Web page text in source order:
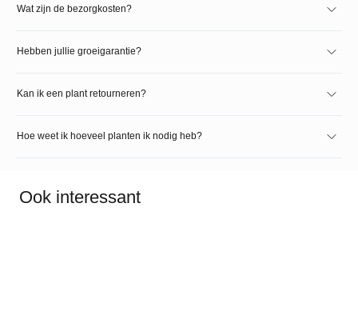
Wat zijn de bezorgkosten?
Hebben jullie groeigarantie?
Kan ik een plant retourneren?
Hoe weet ik hoeveel planten ik nodig heb?
Ook interessant